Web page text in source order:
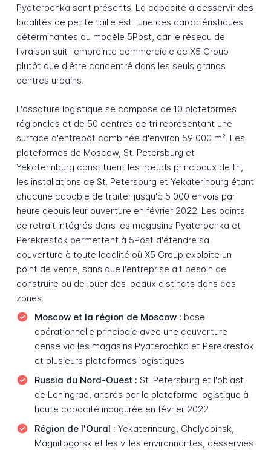
Pyaterochka sont présents. La capacité à desservir des
localités de petite taille est l'une des caractéristiques
déterminantes du modèle 5Post, car le réseau de
livraison suit l'empreinte commerciale de X5 Group
plutôt que d'être concentré dans les seuls grands
centres urbains.
L'ossature logistique se compose de 10 plateformes
régionales et de 50 centres de tri représentant une
surface d'entrepôt combinée d'environ 59 000 m². Les
plateformes de Moscow, St. Petersburg et
Yekaterinburg constituent les nœuds principaux de tri,
les installations de St. Petersburg et Yekaterinburg étant
chacune capable de traiter jusqu'à 5 000 envois par
heure depuis leur ouverture en février 2022. Les points
de retrait intégrés dans les magasins Pyaterochka et
Perekrestok permettent à 5Post d'étendre sa
couverture à toute localité où X5 Group exploite un
point de vente, sans que l'entreprise ait besoin de
construire ou de louer des locaux distincts dans ces
zones.
Moscow et la région de Moscow : base
opérationnelle principale avec une couverture
dense via les magasins Pyaterochka et Perekrestok
et plusieurs plateformes logistiques
Russia du Nord-Ouest : St. Petersburg et l'oblast
de Leningrad, ancrés par la plateforme logistique à
haute capacité inaugurée en février 2022
Région de l'Oural : Yekaterinburg, Chelyabinsk,
Magnitogorsk et les villes environnantes, desservies